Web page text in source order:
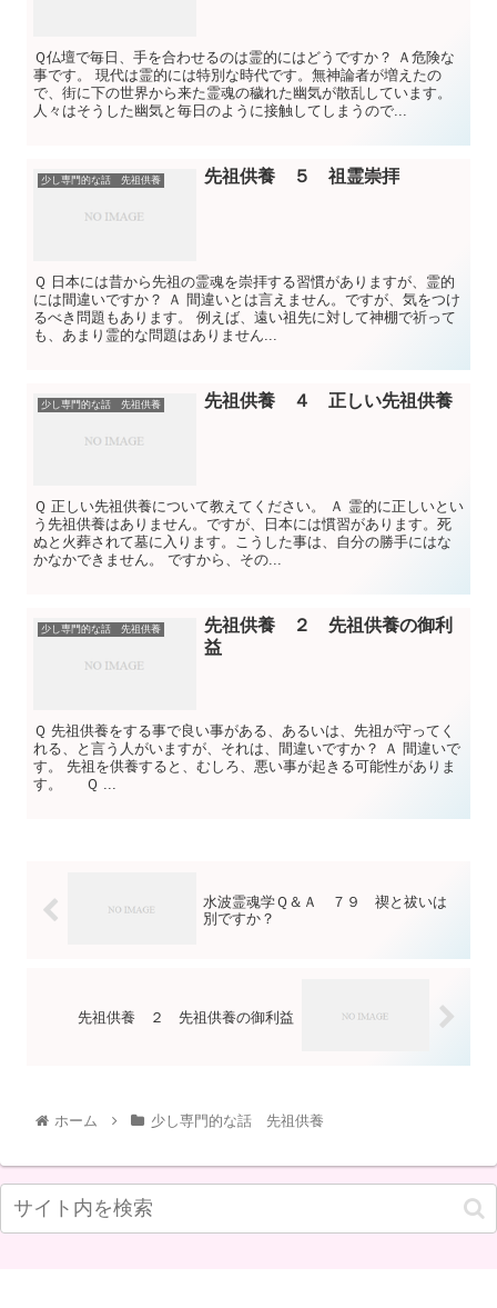
Ｑ仏壇で毎日、手を合わせるのは霊的にはどうですか？ Ａ危険な
事です。 現代は霊的には特別な時代です。無神論者が増えたの
で、街に下の世界から来た霊魂の穢れた幽気が散乱しています。
人々はそうした幽気と毎日のように接触してしまうので...
少し専門的な話 先祖供養 先祖供養 ５ 祖霊崇拝
Ｑ 日本には昔から先祖の霊魂を崇拝する習慣がありますが、霊的
には間違いですか？ Ａ 間違いとは言えません。ですが、気をつけ
るべき問題もあります。 例えば、遠い祖先に対して神棚で祈って
も、あまり霊的な問題はありません...
少し専門的な話 先祖供養 先祖供養 ４ 正しい先祖供養
Ｑ 正しい先祖供養について教えてください。 Ａ 霊的に正しいとい
う先祖供養はありません。ですが、日本には慣習があります。死
ぬと火葬されて墓に入ります。こうした事は、自分の勝手にはな
かなかできません。 ですから、その...
少し専門的な話 先祖供養
先祖供養 ２ 先祖供養の御利
益
Ｑ 先祖供養をする事で良い事がある、あるいは、先祖が守ってく
れる、と言う人がいますが、それは、間違いですか？ Ａ 間違いで
す。 先祖を供養すると、むしろ、悪い事が起きる可能性がありま
す。 Ｑ ...
水波霊魂学Ｑ＆Ａ ７９ 禊と祓いは
別ですか？
先祖供養 ２ 先祖供養の御利益
ホーム 少し専門的な話 先祖供養